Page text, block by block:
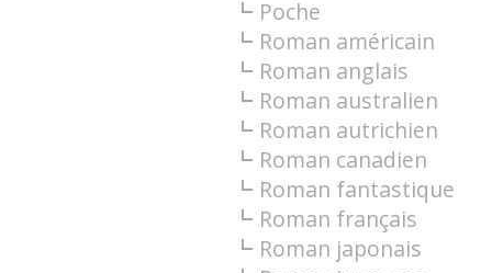
Poche
Roman américain
Roman anglais
Roman australien
Roman autrichien
Roman canadien
Roman fantastique
Roman français
Roman japonais